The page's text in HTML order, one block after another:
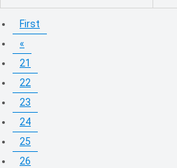
First
«
21
22
23
24
25
26